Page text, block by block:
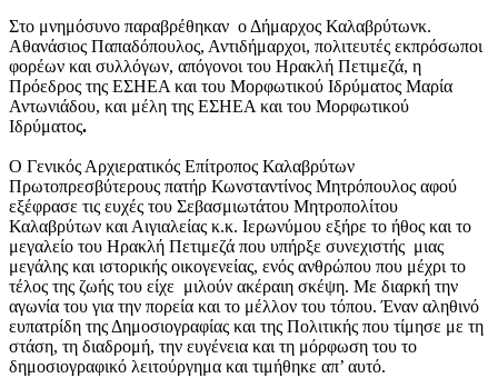
Στο μνημόσυνο παραβρέθηκαν ο Δήμαρχος Καλαβρύτωνκ.
Αθανάσιος Παπαδόπουλος, Αντιδήμαρχοι, πολιτευτές εκπρόσωποι
φορέων και συλλόγων, απόγονοι του Ηρακλή Πετιμεζά, η
Πρόεδρος της ΕΣΗΕΑ και του Μορφωτικού Ιδρύματος Μαρία
Αντωνιάδου, και μέλη της ΕΣΗΕΑ και του Μορφωτικού
Ιδρύματος.
Ο Γενικός Αρχιερατικός Επίτροπος Καλαβρύτων
Πρωτοπρεσβύτερους πατήρ Κωνσταντίνος Μητρόπουλος αφού
εξέφρασε τις ευχές του Σεβασμιωτάτου Μητροπολίτου
Καλαβρύτων και Αιγιαλείας κ.κ. Ιερωνύμου εξήρε το ήθος και το
μεγαλείο του Ηρακλή Πετιμεζά που υπήρξε συνεχιστής μιας
μεγάλης και ιστορικής οικογενείας, ενός ανθρώπου που μέχρι το
τέλος της ζωής του είχε μιλούν ακέραιη σκέψη. Με διαρκή την
αγωνία του για την πορεία και το μέλλον του τόπου. Έναν αληθινό
ευπατρίδη της Δημοσιογραφίας και της Πολιτικής που τίμησε με τη
στάση, τη διαδρομή, την ευγένεια και τη μόρφωση του το
δημοσιογραφικό λειτούργημα και τιμήθηκε απ’ αυτό.